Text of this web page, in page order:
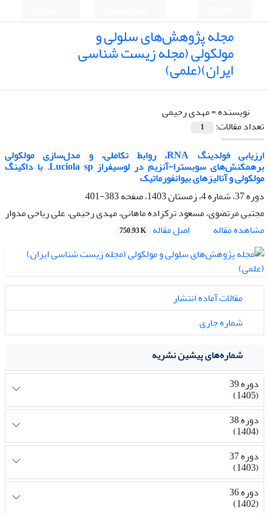
مجله پژوهش‌های سلولی و
مولکولی (مجله زیست شناسی
ایران)(علمی)
نویسنده =مهدی رحیمی
تعداد مقالات:
1
ارزیابی فولدینگ RNA، روابط تکاملی، و مدل‌سازی مولکولی
برهمکنش‌های سوبسترا-آنزیم در لوسیفراز Luciola sp. با داکینگ
مولکولی و آنالیزهای بیوانفورماتیک
دوره 37، شماره 4، زمستان 1403، صفحه
383-401
مجتبی مرتضوی، مسعود ترکزاده ماهانی، مهدی رحیمی، علی ریاحی مدوار
مشاهده مقاله
اصل مقاله 750.93 K
مقالات آماده انتشار
شماره جاری
شماره‌های پیشین نشریه
دوره 39
(1405)
دوره 38
(1404)
دوره 37
(1403)
دوره 36
(1402)